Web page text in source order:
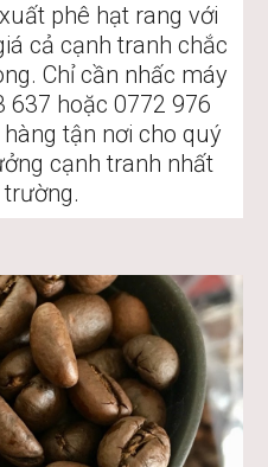
phê hạt rang với
cả cạnh tranh chắc
Chỉ cần nhấc máy
637 hoặc 0772 976
tận nơi cho quý
cạnh tranh nhất